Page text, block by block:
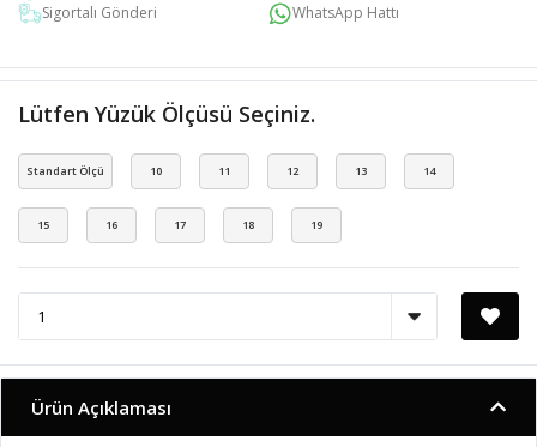
Sigortalı Gönderi
WhatsApp Hattı
Lütfen Yüzük Ölçüsü Seçiniz.
Standart Ölçü 10 11 12 13 14
15 16 17 18 19
Ürün Açıklaması